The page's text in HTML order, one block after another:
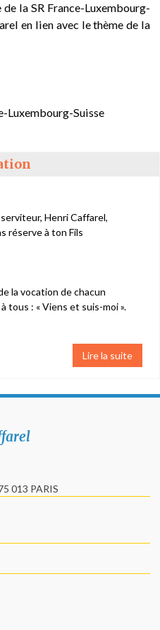
la SR France-Luxembourg-
en lien avec le thème de la
Luxembourg-Suisse
Henri Caffarel,
réserve à ton Fils
la vocation de chacun
tous : « Viens et suis-moi ».
Lire la suite
013 PARIS